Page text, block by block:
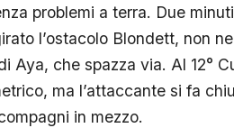
problemi a terra. Due
l’ostacolo Blondett, non
Aya, che spazza via. Al 12°
ma l’attaccante si fa
in mezzo.